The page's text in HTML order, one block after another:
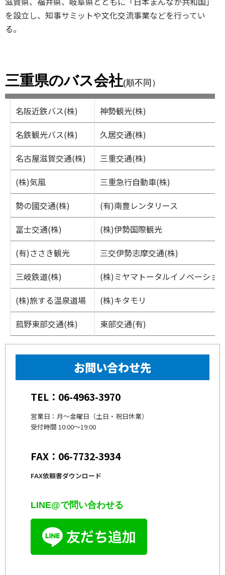
を設立し、知事サミットや文化交流事業などを行ってい
る。
三重県のバス会社(順不同）
名阪近鉄バス(株)
神勢観光(株)
名鉄観光バス(株)
久居交通(株)
名古屋滋賀交通(株)
三重交通(株)
(株)気風
三重急行自動車(株)
勢の國交通(株)
(有)南豊レンタリース
冨士交通(株)
(株)伊勢国際観光
(有)ささき観光
三交伊勢志摩交通(株)
三岐鉄道(株)
(株)ミヤマトータルイノベーショ
(株)旅する温泉道場
(株)キタモリ
菰野東部交通(株)
東部交通(有)
お問い合わせ先
TEL：06-4963-3970
営業日：月〜金曜日（土日・祝日休業）
受付時間 10:00〜19:00
FAX：06-7732-3934
FAX依頼書ダウンロード
LINE@で問い合わせる